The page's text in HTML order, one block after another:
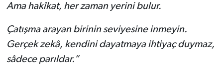
Ama hakîkat, her zaman yerini bulur.
Çatışma arayan birinin seviyesine inmeyin.
Gerçek zekâ, kendini dayatmaya ihtiyaç duymaz,
sâdece parıldar.”